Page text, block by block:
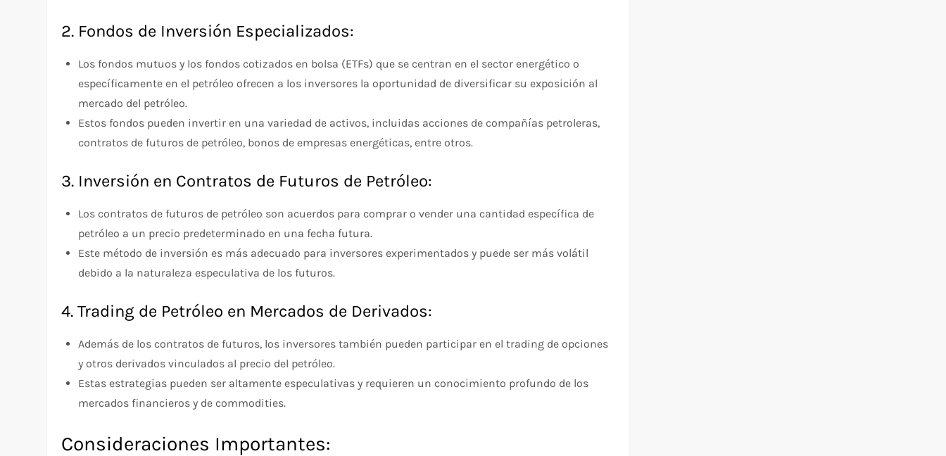
2. Fondos de Inversión Especializados:
Los fondos mutuos y los fondos cotizados en bolsa (ETFs) que se centran en el sector energético o
específicamente en el petróleo ofrecen a los inversores la oportunidad de diversificar su exposición al
mercado del petróleo.
Estos fondos pueden invertir en una variedad de activos, incluidas acciones de compañías petroleras,
contratos de futuros de petróleo, bonos de empresas energéticas, entre otros.
3. Inversión en Contratos de Futuros de Petróleo:
Los contratos de futuros de petróleo son acuerdos para comprar o vender una cantidad específica de
petróleo a un precio predeterminado en una fecha futura.
Este método de inversión es más adecuado para inversores experimentados y puede ser más volátil
debido a la naturaleza especulativa de los futuros.
4. Trading de Petróleo en Mercados de Derivados:
Además de los contratos de futuros, los inversores también pueden participar en el trading de opciones
y otros derivados vinculados al precio del petróleo.
Estas estrategias pueden ser altamente especulativas y requieren un conocimiento profundo de los
mercados financieros y de commodities.
Consideraciones Importantes: